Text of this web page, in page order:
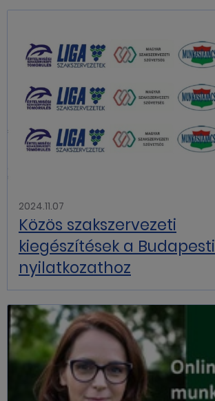
2024.11.07
Közös szakszervezeti
kiegészítések a Budapesti
nyilatkozathoz